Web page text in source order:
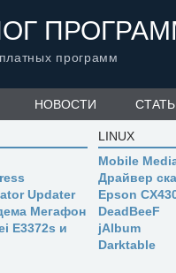
программ
НОВОСТИ
Updater
Мегафон
E3372s и
LINUX
Mobile
Драйвер
Epson
DeadBeeF
jAlbum
Darktable